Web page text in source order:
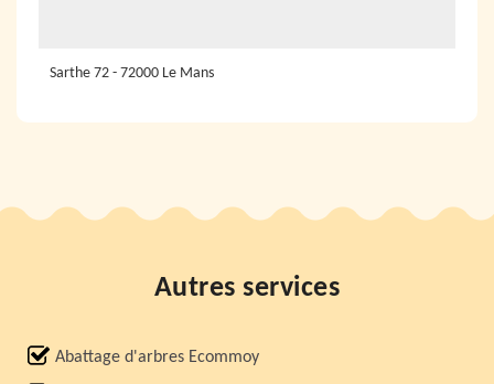
Sarthe 72 - 72000 Le Mans
Autres services
Abattage d'arbres Ecommoy